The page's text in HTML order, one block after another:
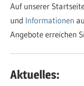
Auf unserer
und Informationen
Angebote erreichen
Aktuelles: